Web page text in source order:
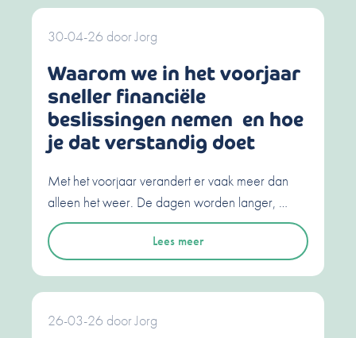
30-04-26 doorJorg
Waarom we in het voorjaar
sneller financiële
beslissingen nemen en hoe
je dat verstandig doet
Met het voorjaar verandert er vaak meer dan
alleen het weer. De dagen worden langer, …
Lees meer
26-03-26 doorJorg